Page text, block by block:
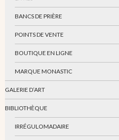
BANCS DE PRIÈRE
POINTS DE VENTE
BOUTIQUE EN LIGNE
MARQUE MONASTIC
GALERIE D’ART
BIBLIOTHÈQUE
IRRÉGULOMADAIRE